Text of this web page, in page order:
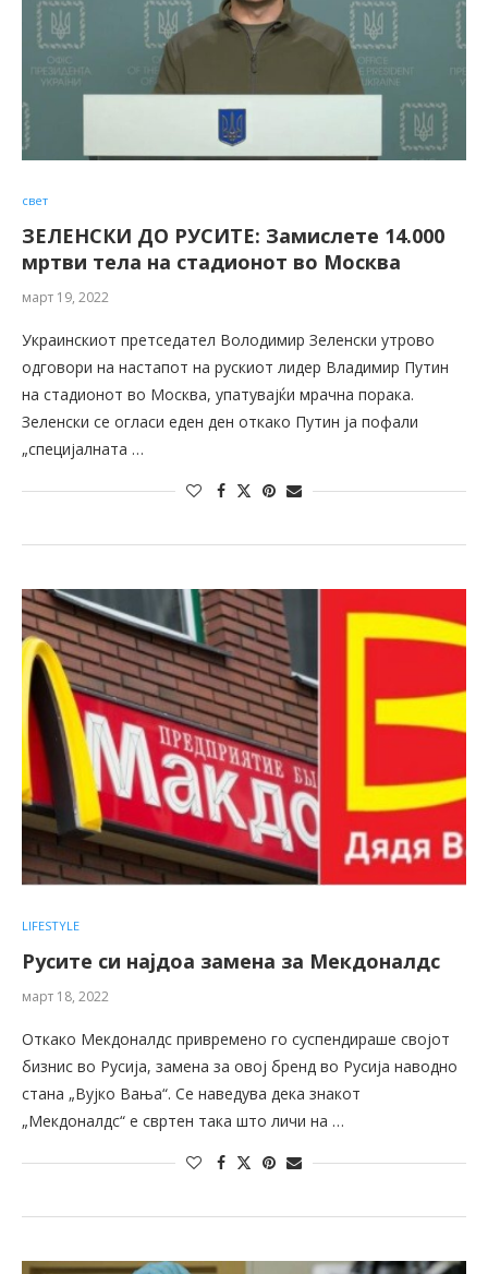
свет
ЗЕЛЕНСКИ ДО РУСИТЕ: Замислете 14.000
мртви тела на стадионот во Москва
март 19, 2022
Украинскиот претседател Володимир Зеленски утрово
одговори на настапот на рускиот лидер Владимир Путин
на стадионот во Москва, упатувајќи мрачна порака.
Зеленски се огласи еден ден откако Путин ја пофали
„специјалната …
LIFESTYLE
Русите си најдоа замена за Мекдоналдс
март 18, 2022
Откако Мекдоналдс привремено го суспендираше својот
бизнис во Русија, замена за овој бренд во Русија наводно
стана „Вујко Вања“. Се наведува дека знакот
„Мекдоналдс“ е свртен така што личи на …